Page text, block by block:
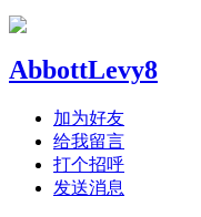
AbbottLevy8
加为好友
给我留言
打个招呼
发送消息